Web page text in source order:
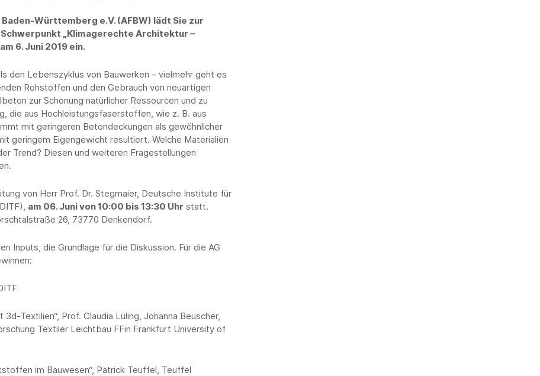
Württemberg e.V. (AFBW) lädt Sie zur
„Klimagerechte Architektur –
6. Juni 2019 ein.
den Lebenszyklus von Bauwerken – vielmehr geht es
Rohstoffen und den Gebrauch von neuartigen
zur Schonung natürlicher Ressourcen und zu
die aus Hochleistungsfaserstoffen, wie z. B. aus
mit geringeren Betondeckungen als gewöhnlicher
geringem Eigengewicht resultiert. Welche Materialien
Trend? Diesen und weiteren Fragestellungen
von Herr Prof. Dr. Stegmaier, Deutsche Institute für
am 06. Juni von 10:00 bis 13:30 Uhr statt.
26, 73770 Denkendorf.
Inputs, die Grundlage für die Diskussion. Für die AG
Textilien“, Prof. Claudia Lüling, Johanna Beuscher,
Textiler Leichtbau FFin Frankfurt University of
im Bauwesen“, Patrick Teuffel, Teuffel